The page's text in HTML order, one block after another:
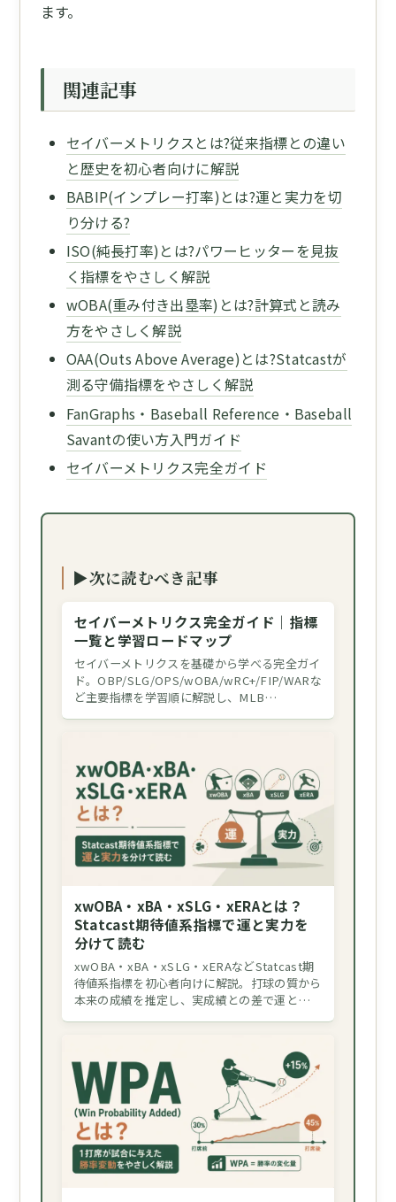
ます。
関連記事
セイバーメトリクスとは?従来指標との違い
と歴史を初心者向けに解説
BABIP(インプレー打率)とは?運と実力を切
り分ける?
ISO(純長打率)とは?パワーヒッターを見抜
く指標をやさしく解説
wOBA(重み付き出塁率)とは?計算式と読み
方をやさしく解説
OAA(Outs Above Average)とは?Statcastが
測る守備指標をやさしく解説
FanGraphs・Baseball Reference・Baseball
Savantの使い方入門ガイド
セイバーメトリクス完全ガイド
▶次に読むべき記事
セイバーメトリクス完全ガイド｜指標
一覧と学習ロードマップ
セイバーメトリクスを基礎から学べる完全ガイ
ド。OBP/SLG/OPS/wOBA/wRC+/FIP/WARな
ど主要指標を学習順に解説し、MLB…
xwOBA・xBA・xSLG・xERAとは？
Statcast期待値系指標で運と実力を
分けて読む
xwOBA・xBA・xSLG・xERAなどStatcast期
待値系指標を初心者向けに解説。打球の質から
本来の成績を推定し、実成績との差で運と…